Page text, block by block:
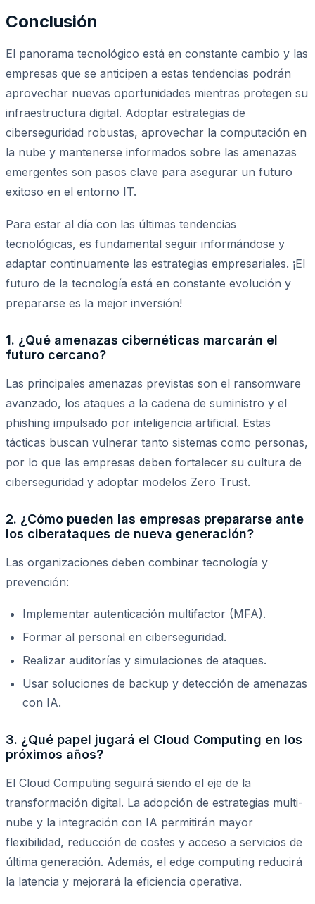
Conclusión
El panorama tecnológico está en constante cambio y las
empresas que se anticipen a estas tendencias podrán
aprovechar nuevas oportunidades mientras protegen su
infraestructura digital. Adoptar estrategias de
ciberseguridad robustas, aprovechar la computación en
la nube y mantenerse informados sobre las amenazas
emergentes son pasos clave para asegurar un futuro
exitoso en el entorno IT.
Para estar al día con las últimas tendencias
tecnológicas, es fundamental seguir informándose y
adaptar continuamente las estrategias empresariales. ¡El
futuro de la tecnología está en constante evolución y
prepararse es la mejor inversión!
1. ¿Qué amenazas cibernéticas marcarán el
futuro cercano?
Las principales amenazas previstas son el ransomware
avanzado, los ataques a la cadena de suministro y el
phishing impulsado por inteligencia artificial. Estas
tácticas buscan vulnerar tanto sistemas como personas,
por lo que las empresas deben fortalecer su cultura de
ciberseguridad y adoptar modelos Zero Trust.
2. ¿Cómo pueden las empresas prepararse ante
los ciberataques de nueva generación?
Las organizaciones deben combinar tecnología y
prevención:
Implementar autenticación multifactor (MFA).
Formar al personal en ciberseguridad.
Realizar auditorías y simulaciones de ataques.
Usar soluciones de backup y detección de amenazas
con IA.
3. ¿Qué papel jugará el Cloud Computing en los
próximos años?
El Cloud Computing seguirá siendo el eje de la
transformación digital. La adopción de estrategias multi-
nube y la integración con IA permitirán mayor
flexibilidad, reducción de costes y acceso a servicios de
última generación. Además, el edge computing reducirá
la latencia y mejorará la eficiencia operativa.